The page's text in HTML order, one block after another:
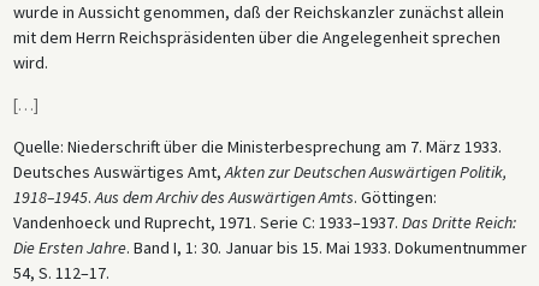
wurde in Aussicht genommen, daß der Reichskanzler zunächst allein
mit dem Herrn Reichspräsidenten über die Angelegenheit sprechen
wird.
[…]
Quelle: Niederschrift über die Ministerbesprechung am 7. März 1933.
Deutsches Auswärtiges Amt,Akten zur Deutschen Auswärtigen Politik,
1918–1945.Aus dem Archiv des Auswärtigen Amts. Göttingen:
Vandenhoeck und Ruprecht, 1971. Serie C: 1933–1937. Das Dritte Reich:
Die Ersten Jahre. Band I, 1: 30. Januar bis 15. Mai 1933. Dokumentnummer
54, S. 112–17.